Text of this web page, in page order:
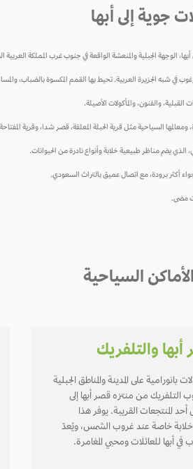
جوية إلى أبها
الجبلية والمنعشة الواقعة في جنوب غرب المملكة العربية
شبه الجزيرة العربية. تحيط بها القمم المكسوة بالضباب،
والفنون، والمأكولات الأصيلة.
السياحية مثل قرية الحبلة المعلقة، قصر شدا، وقرية
يضم مناظر طبيعية خلابة وأنواع نادرة من الحيوانات.
أكثر برودة، مع اتصال عميق بالتراث السعودي.
مضى.
السياحية
والتلفريك
بانورامية على المدينة والمناطق الجبلية
التلفريك من منتزه قصر أبها إلى
أحد المنتجعات القريبة. يوفر هذا
خاصة عند غروب الشمس، ويُعدّ
في أبها للعائلات ومحبي المغامرة.